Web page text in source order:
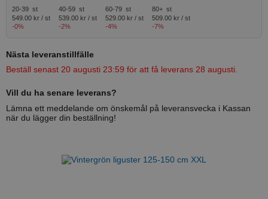
20-39 st
549.00 kr / st
-0%
40-59 st
539.00 kr / st
-2%
60-79 st
529.00 kr / st
-4%
80+ st
509.00 kr / st
-7%
Nästa leveranstillfälle
Beställ senast 20 augusti 23:59 för att få leverans 28 augusti.
Vill du ha senare leverans?
Lämna ett meddelande om önskemål på leveransvecka i Kassan
när du lägger din beställning!